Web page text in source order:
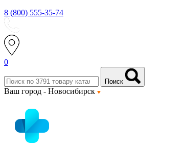
8 (800) 555-35-74
0
Поиск
Ваш город - Новосибирск